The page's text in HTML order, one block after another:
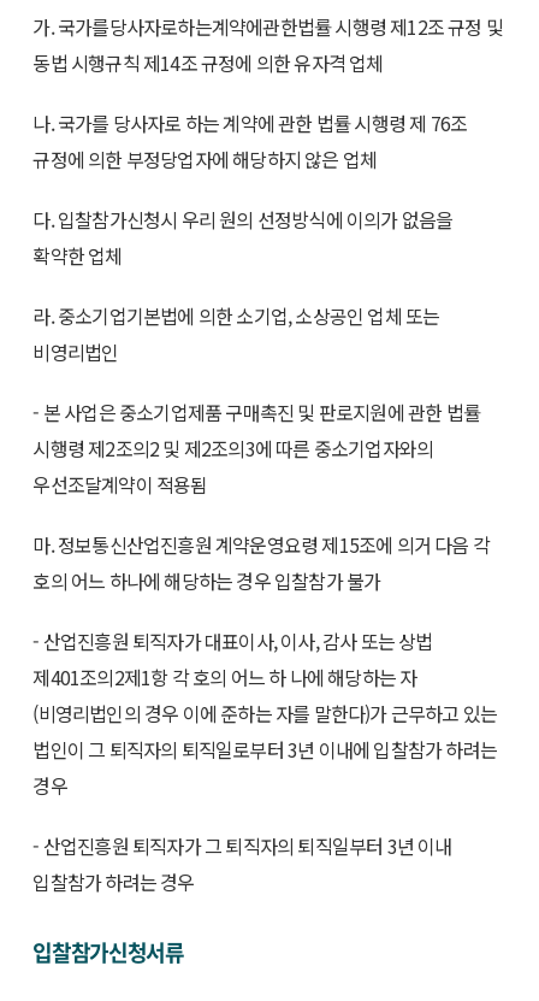
가. 국가를당사자로하는계약에관한법률 시행령 제12조 규정 및
동법 시행규칙 제14조 규정에 의한 유자격 업체
나. 국가를 당사자로 하는 계약에 관한 법률 시행령 제 76조
규정에 의한 부정당업자에 해당하지 않은 업체
다. 입찰참가신청시 우리 원의 선정방식에 이의가 없음을
확약한 업체
라. 중소기업기본법에 의한 소기업, 소상공인 업체 또는
비영리법인
- 본 사업은 중소기업제품 구매촉진 및 판로지원에 관한 법률
시행령 제2조의2 및 제2조의3에 따른 중소기업자와의
우선조달계약이 적용됨
마. 정보통신산업진흥원 계약운영요령 제15조에 의거 다음 각
호의 어느 하나에 해당하는 경우 입찰참가 불가
- 산업진흥원 퇴직자가 대표이사, 이사, 감사 또는 상법
제401조의2제1항 각 호의 어느 하 나에 해당하는 자
(비영리법인의 경우 이에 준하는 자를 말한다)가 근무하고 있는
법인이 그 퇴직자의 퇴직일로부터 3년 이내에 입찰참가 하려는
경우
- 산업진흥원 퇴직자가 그 퇴직자의 퇴직일부터 3년 이내
입찰참가 하려는 경우
입찰참가신청서류